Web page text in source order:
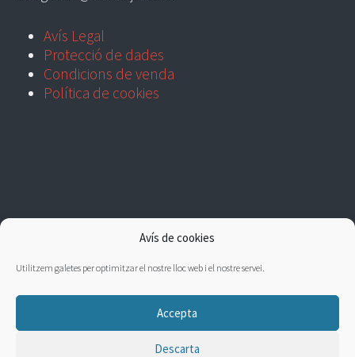
Avís de cookies
Utilitzem galetes per optimitzar el nostre lloc web i el nostre servei.
Accepta
Descarta
Avís Legal
Protecció de dades
Condicions de venda
Política de cookies